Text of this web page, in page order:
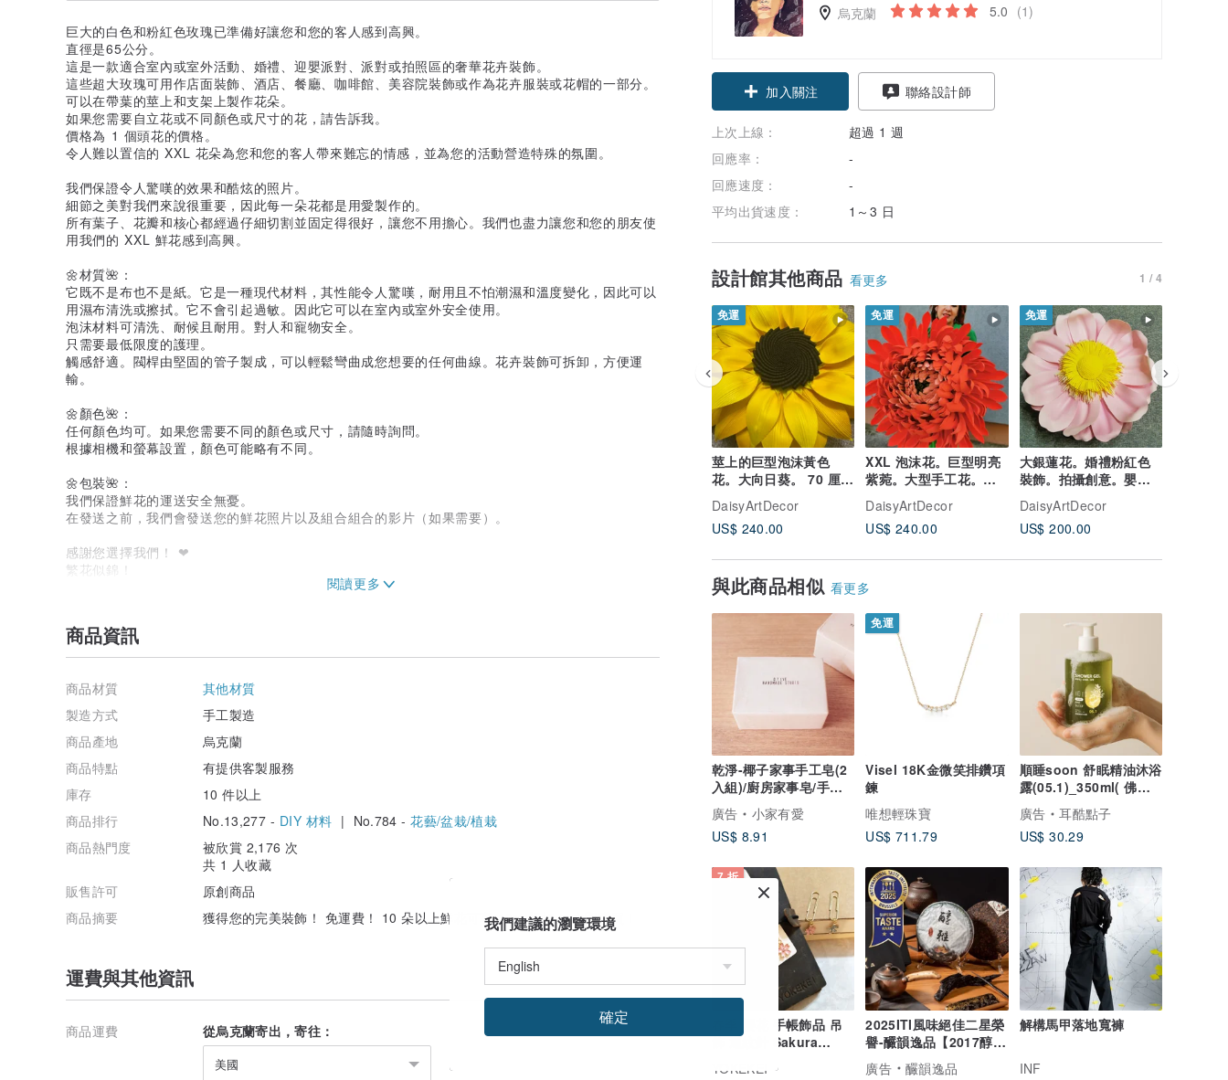
烏克蘭 5.0 (1)
加入關注 聯絡設計師
上次上線：
超過 1 週
回應率：
-
回應速度：
-
平均出貨速度：
1～3 日
設計館其他商品 看更多 1 / 4
免運
莖上的巨型泡沫黃色
花。大向日葵。 70 厘米
花。婚禮裝飾
DaisyArtDecor
US$ 240.00
免運
XXL 泡沫花。巨型明亮
紫菀。大型手工花。派
对花卉装饰
DaisyArtDecor
US$ 240.00
免運
大銀蓮花。婚禮粉紅色
裝飾。拍攝創意。嬰兒
送禮會。插花
DaisyArtDecor
US$ 200.00
與此商品相似 看更多
乾淨-椰子家事手工皂(2
入組)/廚房家事皂/手洗
衣物皂
廣告
小家有愛
US$ 8.91
免運
Visel 18K金微笑排鑽項
鍊
唯想輕珠寶
US$ 711.79
順睡soon 舒眠精油沐浴
露(05.1)_350ml( 佛手
柑/苦橙葉/甜橙 )
廣告
耳酷點子
US$ 30.29
7 折
春季 櫻花 手帳飾品 吊
飾 迴紋針 Sakura
YOKEKEI
2025ITI風味絕佳二星榮
譽-釅韻逸品【2017醇雅
普洱熟茶】
廣告
釅韻逸品
解構馬甲落地寬褲
INF
巨大的白色和粉紅色玫瑰已準備好讓您和您的客人感到高興。
直徑是65公分。
這是一款適合室內或室外活動、婚禮、迎嬰派對、派對或拍照區的奢華花卉裝飾。
這些超大玫瑰可用作店面裝飾、酒店、餐廳、咖啡館、美容院裝飾或作為花卉服裝或花帽的一部分。
可以在帶葉的莖上和支架上製作花朵。
如果您需要自立花或不同顏色或尺寸的花，請告訴我。
價格為 1 個頭花的價格。
令人難以置信的 XXL 花朵為您和您的客人帶來難忘的情感，並為您的活動營造特殊的氛圍。
我們保證令人驚嘆的效果和酷炫的照片。
細節之美對我們來說很重要，因此每一朵花都是用愛製作的。
所有葉子、花瓣和核心都經過仔細切割並固定得很好，讓您不用擔心。我們也盡力讓您和您的朋友使
用我們的 XXL 鮮花感到高興。
🌼材質🌺：
它既不是布也不是紙。它是一種現代材料，其性能令人驚嘆，耐用且不怕潮濕和溫度變化，因此可以
用濕布清洗或擦拭。它不會引起過敏。因此它可以在室內或室外安全使用。
泡沫材料可清洗、耐候且耐用。對人和寵物安全。
只需要最低限度的護理。
觸感舒適。閥桿由堅固的管子製成，可以輕鬆彎曲成您想要的任何曲線。花卉裝飾可拆卸，方便運
輸。
🌼顏色🌺：
任何顏色均可。如果您需要不同的顏色或尺寸，請隨時詢問。
根據相機和螢幕設置，顏色可能略有不同。
🌼包裝🌺：
我們保證鮮花的運送安全無憂。
在發送之前，我們會發送您的鮮花照片以及組合組合的影片（如果需要）。
感謝您選擇我們！ ❤
繁花似錦！
Instagram @demi_dova_decor_flowers
商品資訊
商品材質
其他材質
製造方式
手工製造
商品產地
烏克蘭
商品特點
有提供客製服務
庫存
10 件以上
商品排行
No.13,277 - DIY 材料 | No.784 -花藝/盆栽/植栽
商品熱門度
被欣賞 2,176 次
共 1 人收藏
販售許可
原創商品
商品摘要
獲得您的完美裝飾！ 免運費！ 10 朵以上鮮花可享 10% 折扣！ 立即購買！
運費與其他資訊
商品運費 從烏克蘭寄出，寄往：
美國
我們建議的瀏覽環境
確定